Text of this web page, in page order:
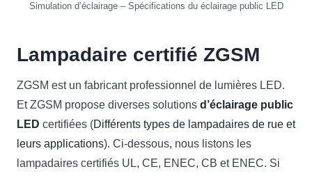
Simulation d’éclairage – Spécifications du éclairage public LED
Lampadaire certifié ZGSM
ZGSM est un fabricant professionnel de lumières LED.
Et ZGSM propose diverses solutions d’éclairage public
LED certifiées (Différents types de lampadaires de rue et
leurs applications). Ci-dessous, nous listons les
lampadaires certifiés UL, CE, ENEC, CB et ENEC. Si